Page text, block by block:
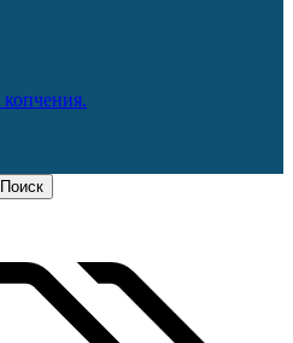
Поиск